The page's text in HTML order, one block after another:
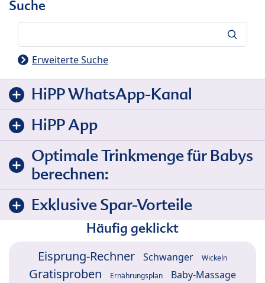
Suche
Erweiterte Suche
HiPP WhatsApp-Kanal
HiPP App
Optimale Trinkmenge für Babys
berechnen:
Exklusive Spar-Vorteile
Häufig geklickt
Eisprung-Rechner Schwanger Wickeln
Gratisproben Ernährungsplan Baby-Massage